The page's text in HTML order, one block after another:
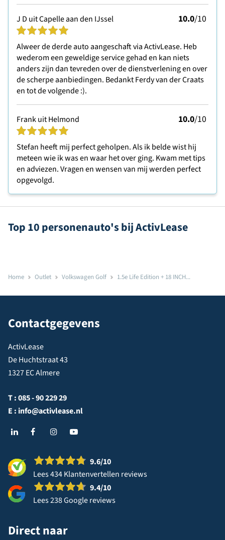
J D uit Capelle aan den IJssel 10.0/10
Alweer de derde auto aangeschaft via ActivLease. Heb
wederom een geweldige service gehad en kan niets
anders zijn dan tevreden over de dienstverlening en over
de scherpe aanbiedingen. Bedankt Ferdy van der Craats
en tot de volgende :).
Frank uit Helmond 10.0/10
Stefan heeft mij perfect geholpen. Als ik belde wist hij
meteen wie ik was en waar het over ging. Kwam met tips
en adviezen. Vragen en wensen van mij werden perfect
opgevolgd.
Top 10 personenauto's bij ActivLease
Home Outlet Volkswagen Golf 1.5e Life Edition + 18 INCH...
Contactgegevens
ActivLease
De Huchtstraat 43
1327 EC Almere
T :085 - 90 229 29
E : info@activlease.nl
9.6/10
Lees 434 Klantenvertellen reviews
9.4/10
Lees 238 Google reviews
Direct naar